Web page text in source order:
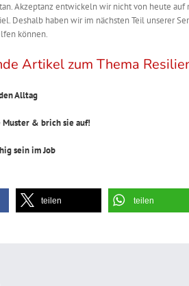
Akzeptanz entwickeln wir nicht von heute
Deshalb haben wir im nächsten Teil unserer
können.
Artikel zum Thema
Alltag
Muster & brich sie auf!
sein im Job
teilen teilen